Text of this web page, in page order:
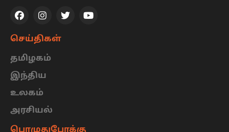
செய்திகள்
தமிழகம்
இந்திய
உலகம்
அரசியல்
பொழுதுபோக்கு